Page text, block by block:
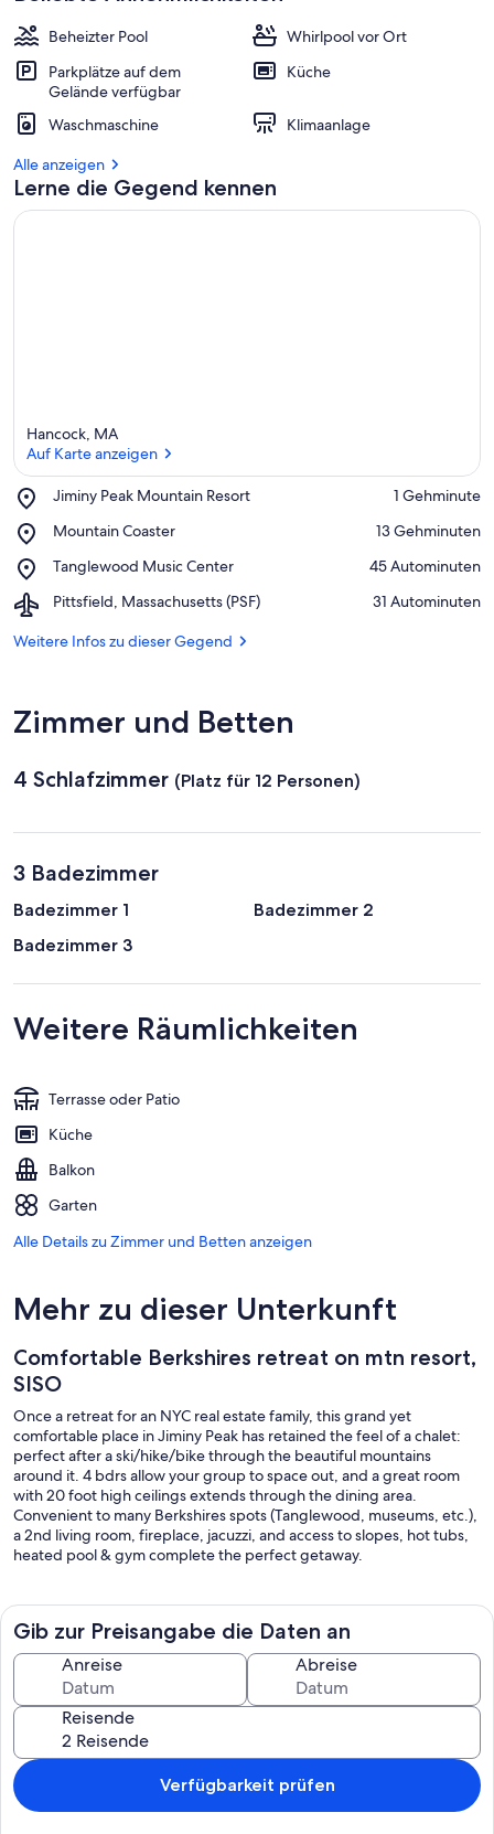
Beheizter Pool
Whirlpool vor Ort
Parkplätze auf dem
Gelände verfügbar
Küche
Waschmaschine
Klimaanlage
Alle anzeigen
Lerne die Gegend kennen
Hancock, MA
Auf Karte anzeigen
Jiminy Peak Mountain Resort
Place,
Peak
Resort
‪1 Gehminute‬
Mountain Coaster
Place,
Coaster
‪13 Gehminuten‬
Tanglewood Music Center
Place,
Music
‪45 Autominuten‬
Pittsfield, Massachusetts (PSF)
Airport,
Massachusetts
‪31 Autominuten‬
Weitere Infos zu dieser Gegend
Zimmer und Betten
4 Schlafzimmer (Platz für 12 Personen)
3 Badezimmer
Badezimmer 1
Badezimmer 2
Badezimmer 3
Weitere Räumlichkeiten
Terrasse oder Patio
Küche
Balkon
Garten
Alle Details zu Zimmer und Betten anzeigen
Mehr zu dieser Unterkunft
Comfortable Berkshires retreat on mtn resort,
SISO
Once a retreat for an NYC real estate family, this grand yet
comfortable place in Jiminy Peak has retained the feel of a chalet:
perfect after a ski/hike/bike through the beautiful mountains
around it. 4 bdrs allow your group to space out, and a great room
with 20 foot high ceilings extends through the dining area.
Convenient to many Berkshires spots (Tanglewood, museums, etc.),
a 2nd living room, fireplace, jacuzzi, and access to slopes, hot tubs,
heated pool & gym complete the perfect getaway.
Gib zur Preisangabe die Daten an
Anreise Abreise
Reisende
Verfügbarkeit prüfen